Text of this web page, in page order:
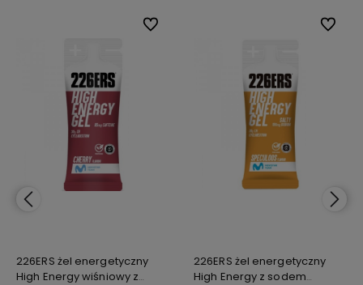
226ERS żel energetyczny
High Energy wiśniowy z
Do ulubionych
Do ulubionych
226ERS żel energetyczny
High Energy z sodem
Do
Do